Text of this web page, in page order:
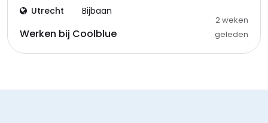
Utrecht Bijbaan
Werken bij Coolblue
2 weken
geleden